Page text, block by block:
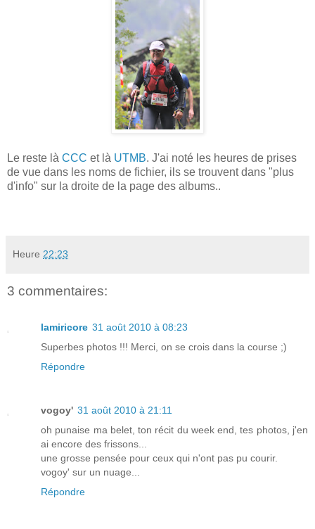
Le reste là CCC et là UTMB. J'ai noté les heures de prises
de vue dans les noms de fichier, ils se trouvent dans "plus
d'info" sur la droite de la page des albums..
Heure 22:23
3 commentaires:
lamiricore 31 août 2010 à 08:23
Superbes photos !!! Merci, on se crois dans la course ;)
Répondre
vogoy' 31 août 2010 à 21:11
oh punaise ma belet, ton récit du week end, tes photos, j'en
ai encore des frissons...
une grosse pensée pour ceux qui n'ont pas pu courir.
vogoy' sur un nuage...
Répondre